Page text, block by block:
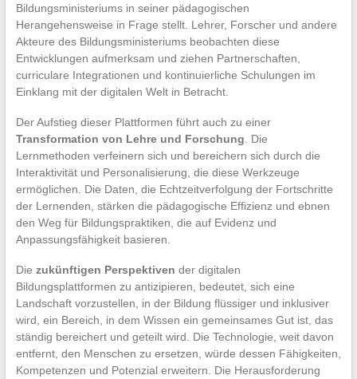
Bildungsministeriums in seiner pädagogischen
Herangehensweise in Frage stellt. Lehrer, Forscher und andere
Akteure des Bildungsministeriums beobachten diese
Entwicklungen aufmerksam und ziehen Partnerschaften,
curriculare Integrationen und kontinuierliche Schulungen im
Einklang mit der digitalen Welt in Betracht.
Der Aufstieg dieser Plattformen führt auch zu einer
Transformation von Lehre und Forschung . Die
Lernmethoden verfeinern sich und bereichern sich durch die
Interaktivität und Personalisierung, die diese Werkzeuge
ermöglichen. Die Daten, die Echtzeitverfolgung der Fortschritte
der Lernenden, stärken die pädagogische Effizienz und ebnen
den Weg für Bildungspraktiken, die auf Evidenz und
Anpassungsfähigkeit basieren.
Die zukünftigen Perspektiven der digitalen
Bildungsplattformen zu antizipieren, bedeutet, sich eine
Landschaft vorzustellen, in der Bildung flüssiger und inklusiver
wird, ein Bereich, in dem Wissen ein gemeinsames Gut ist, das
ständig bereichert und geteilt wird. Die Technologie, weit davon
entfernt, den Menschen zu ersetzen, würde dessen Fähigkeiten,
Kompetenzen und Potenzial erweitern. Die Herausforderung